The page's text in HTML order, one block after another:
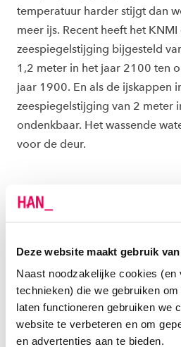
Deze website maakt gebruik
Naast noodzakelijke cookies (en
technieken) die we gebruiken
laten functioneren gebruiken we
website te verbeteren en om
en advertenties aan te bieden.
temperatuur harder stijgt dan
meer ijs. Recent heeft het
zeespiegelstijging bijgesteld
1,2 meter in het jaar 2100 ten
jaar 1900. En als de ijskappen
zeespiegelstijging van 2 meter
ondenkbaar. Het wassende
voor de deur.
GELEIDELIJK
want het gaat héél geleidelijk.
water ons aan de lippen staat,
sommige polders meer dan 6
zeespiegel liggen? In onze
wonen veel mensen.